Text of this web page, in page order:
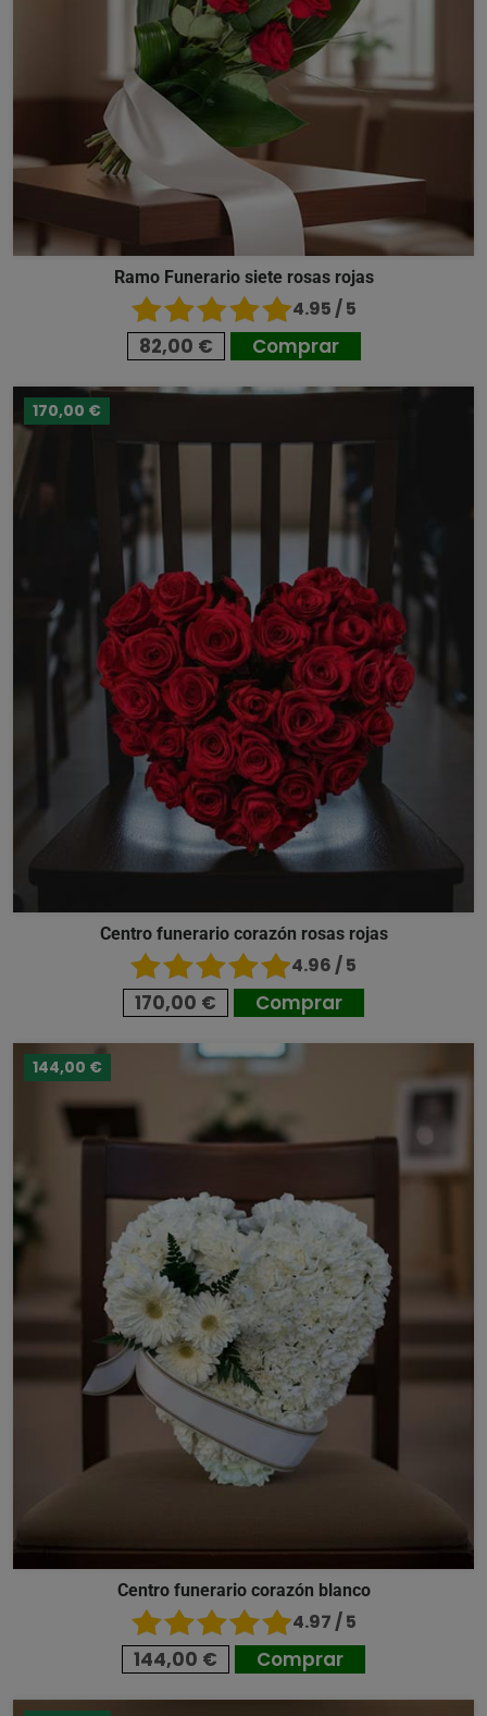
Ramo Funerario siete rosas rojas
4.95 / 5
82,00 € Comprar
170,00 €
Centro funerario corazón rosas rojas
4.96 / 5
170,00 € Comprar
144,00 €
Centro funerario corazón blanco
4.97 / 5
144,00 € Comprar